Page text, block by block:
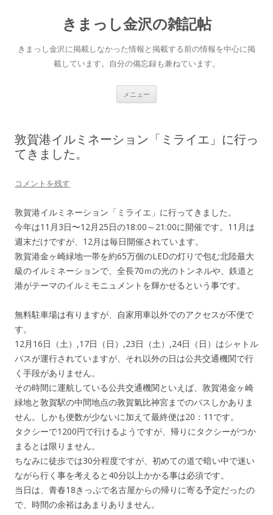
きまっし金沢の雑記帖
きまっし金沢に掲載しなかった情報と掲載する前の情報を中心に掲
載しています。自分の備忘録も兼ねています。
メニュー
へ
ス
敦賀港イルミネーション「ミライエ」に行っ
てきました。
コメントを残す
敦賀港イルミネーション「ミライエ」に行ってきました。
今年は11月3日〜12月25日の18:00～21:00に開催です。11月は
週末だけですが、12月は毎日開催されています。
敦賀港金ヶ崎緑地一帯を約65万個のLEDの灯りで包む北陸最大
級のイルミネーションで、全長70ｍの光のトンネルや、鉄道と
港がテーマのイルミモニュメントを輝かせるという事です。
無料駐車場は有りますが、自家用車以外でのアクセスが不便で
す。
12月16日（土）,17日（日）,23日（土）,24日（日）はシャトル
バスが運行されていますが、それ以外の日は公共交通機関で行
く手段がありません。
その時間に運航している公共交通機関といえば、敦賀港金ヶ崎
緑地と敦賀駅の中間地点の敦賀氣比神宮までのバスしかありま
せん。しかも便数が少ないに加えて最終便は20：11です。
タクシーで1200円で行けるようですが、帰りにタクシーがつか
まるとは限りません。
ちなみに徒歩では30分程度ですが、初めての道で暗い中で迷い
ながら行く事を考えると40分以上かかる事は必須です。
当日は、青春18きっぷで名古屋からの帰りに寄る予定だったの
で、時間の余裕はあまりありません。